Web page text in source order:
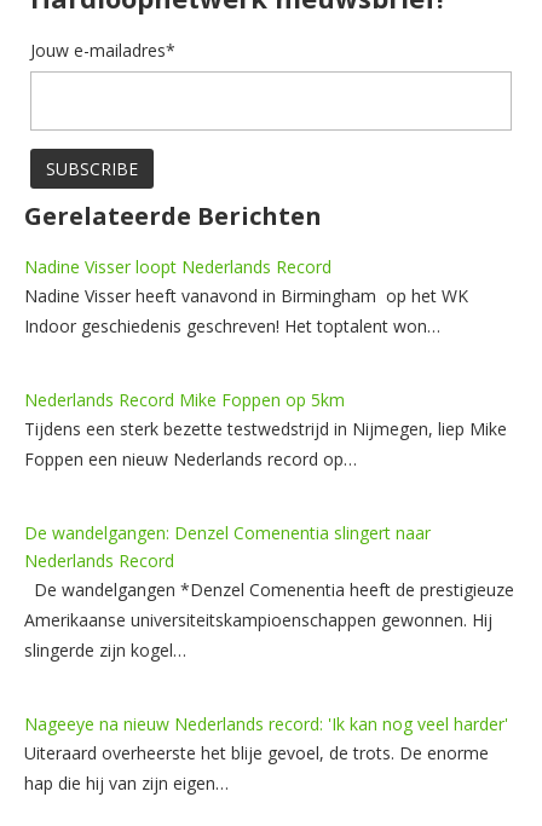
Jouw e-mailadres*
Gerelateerde Berichten
Nadine Visser loopt Nederlands Record
Nadine Visser heeft vanavond in Birmingham op het WK
Indoor geschiedenis geschreven! Het toptalent won…
Nederlands Record Mike Foppen op 5km
Tijdens een sterk bezette testwedstrijd in Nijmegen, liep Mike
Foppen een nieuw Nederlands record op…
De wandelgangen: Denzel Comenentia slingert naar
Nederlands Record
De wandelgangen *Denzel Comenentia heeft de prestigieuze
Amerikaanse universiteitskampioenschappen gewonnen. Hij
slingerde zijn kogel…
Nageeye na nieuw Nederlands record: 'Ik kan nog veel harder'
Uiteraard overheerste het blije gevoel, de trots. De enorme
hap die hij van zijn eigen…